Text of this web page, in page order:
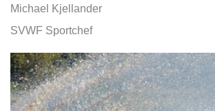
Michael Kjellander
SVWF Sportchef